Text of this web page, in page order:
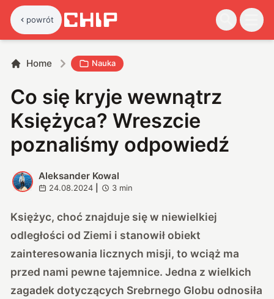
powrót
Home Nauka
Co się kryje wewnątrz
Księżyca? Wreszcie
poznaliśmy odpowiedź
A
Aleksander Kowal
24.08.2024 3 min
Księżyc, choć znajduje się w niewielkiej
odległości od Ziemi i stanowił obiekt
zainteresowania licznych misji, to wciąż ma
przed nami pewne tajemnice. Jedna z wielkich
zagadek dotyczących Srebrnego Globu odnosiła